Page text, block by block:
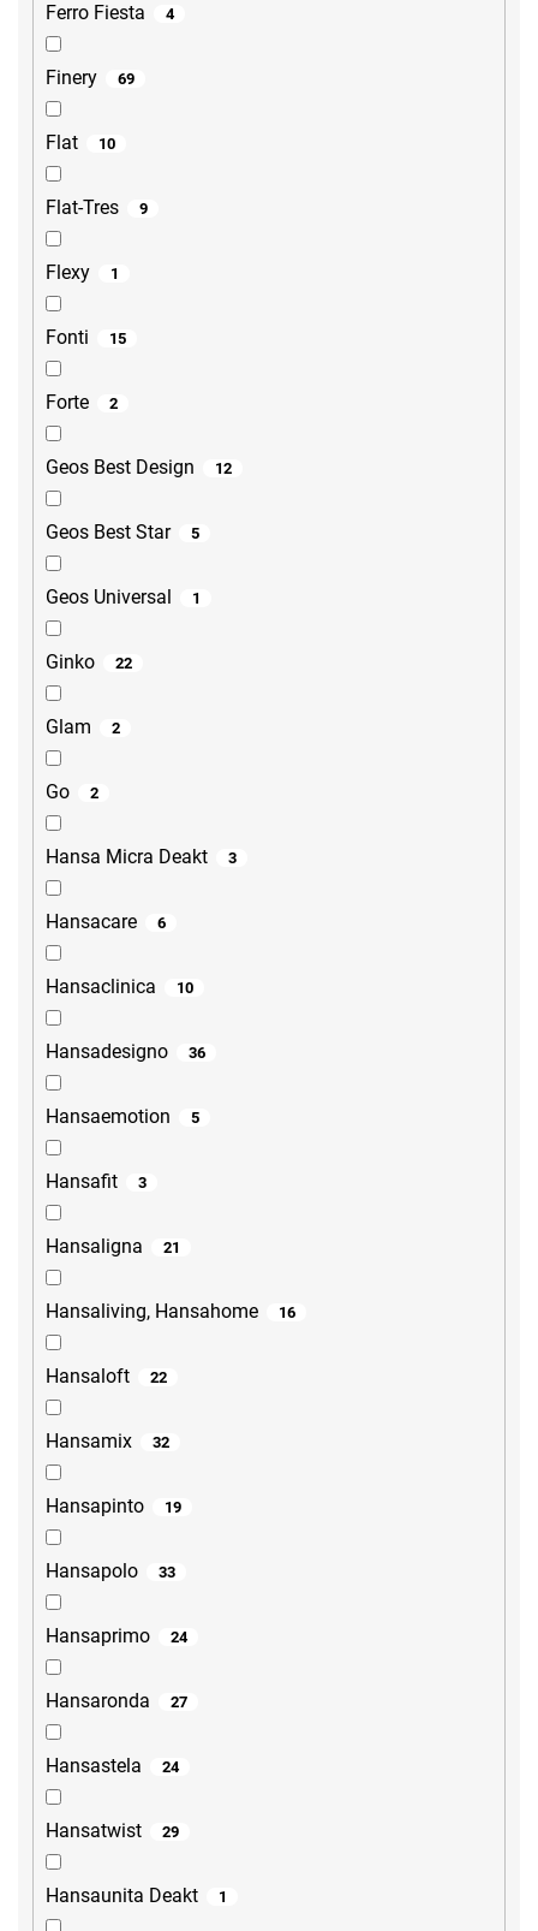
Ferro Fiesta 4
Finery 69
Flat 10
Flat-Tres 9
Flexy 1
Fonti 15
Forte 2
Geos Best Design 12
Geos Best Star 5
Geos Universal 1
Ginko 22
Glam 2
Go 2
Hansa Micra Deakt 3
Hansacare 6
Hansaclinica 10
Hansadesigno 36
Hansaemotion 5
Hansafit 3
Hansaligna 21
Hansaliving, Hansahome 16
Hansaloft 22
Hansamix 32
Hansapinto 19
Hansapolo 33
Hansaprimo 24
Hansaronda 27
Hansastela 24
Hansatwist 29
Hansaunita Deakt 1